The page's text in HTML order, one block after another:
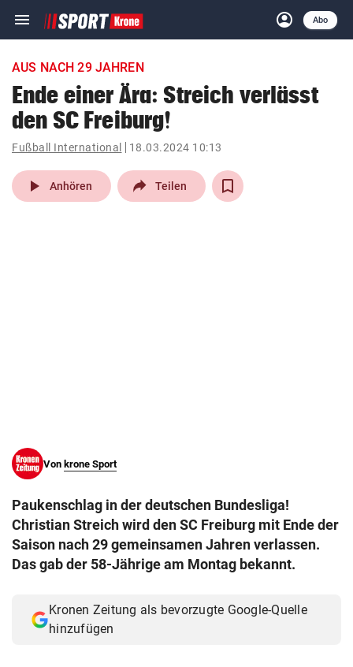
menu Navigation
ein-/ausklappen
account_circle
Anmelden
Abo
close Schließen
Abonnieren
account_circle Anmelden
pin_drop
Wien arrow_right
AUS NACH 29 JAHREN
Ende einer Ära: Streich verlässt
den SC Freiburg!
Fußball International 18.03.2024 10:13
play_arrow Anhören Teilen
Von krone Sport
Paukenschlag in der deutschen Bundesliga!
Christian Streich wird den SC Freiburg mit Ende der
Saison nach 29 gemeinsamen Jahren verlassen.
Das gab der 58-Jährige am Montag bekannt.
Kronen Zeitung als bevorzugte Google-Quelle
hinzufügen